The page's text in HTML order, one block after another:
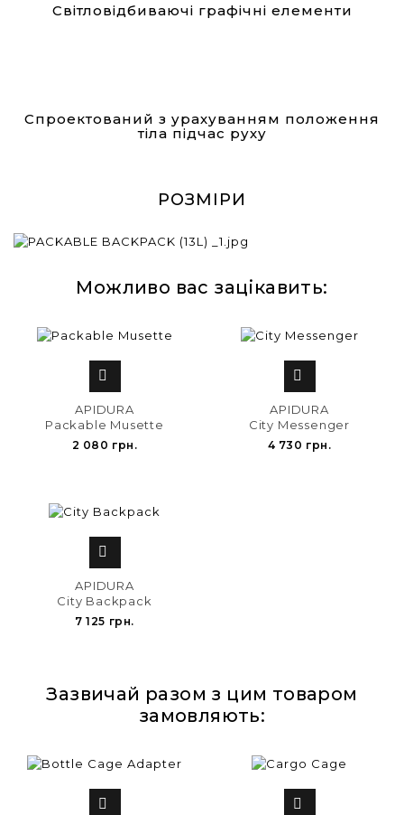
Світловідбиваючі графічні елементи
Спроектований з урахуванням положення
тіла підчас руху
РОЗМІРИ
Можливо вас зацікавить:

APIDURA
Packable Musette
2 080 грн.

APIDURA
City Messenger
4 730 грн.

APIDURA
City Backpack
7 125 грн.
Зазвичай разом з цим товаром
замовляють:
 